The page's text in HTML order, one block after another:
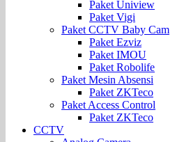
Paket Uniview
Paket Vigi
Paket CCTV Baby Cam
Paket Ezviz
Paket IMOU
Paket Robolife
Paket Mesin Absensi
Paket ZKTeco
Paket Access Control
Paket ZKTeco
CCTV